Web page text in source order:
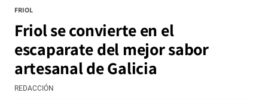
FRIOL
Friol se convierte en el
escaparate del mejor sabor
artesanal de Galicia
REDACCIÓN